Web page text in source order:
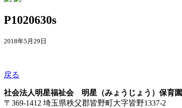
P1020630s
2018年5月29日
戻る
社会法人明星福祉会 明星（みょうじょう）保育園
〒369-1412 埼玉県秩父郡皆野町大字皆野1337-2